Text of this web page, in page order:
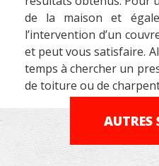
de la maison et
l’intervention d’un
et peut vous satisfaire.
temps à chercher un
de toiture ou de
AUTRES